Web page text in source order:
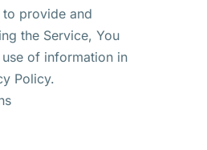
to provide and
the Service, You
of information in
Policy.